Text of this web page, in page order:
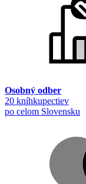
Osobný odber
20 kníhkupectiev
po celom Slovensku